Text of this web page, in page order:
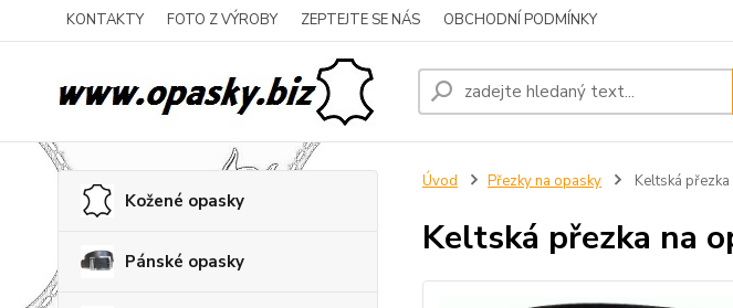
KONTAKTY FOTO Z VÝROBY ZEPTEJTE SE NÁS OBCHODNÍ PODMÍNKY
Kožené opasky
Pánské opasky
Úvod Přezky na opasky Keltská
Keltská přezka na